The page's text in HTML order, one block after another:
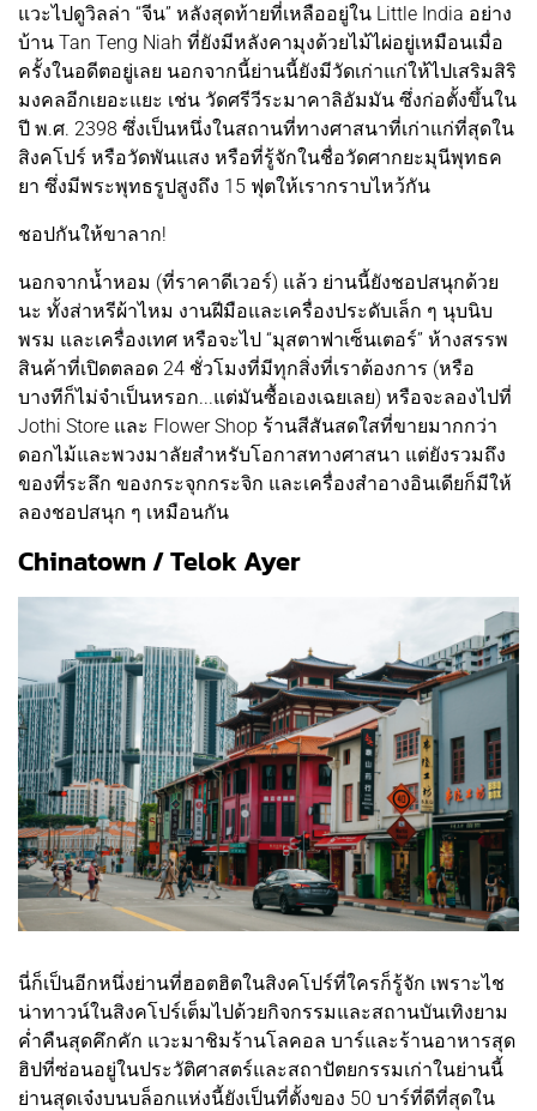
แวะไปดูวิลล่า “จีน” หลังสุดท้ายที่เหลืออยู่ใน Little India อย่าง
บ้าน Tan Teng Niah ที่ยังมีหลังคามุงด้วยไม้ไผ่อยู่เหมือนเมื่อ
ครั้งในอดีตอยู่เลย นอกจากนี้ย่านนี้ยังมีวัดเก่าแก่ให้ไปเสริมสิริ
มงคลอีกเยอะแยะ เช่น วัดศรีวีระมาคาลิอัมมัน ซึ่งก่อตั้งขึ้นใน
ปี พ.ศ. 2398 ซึ่งเป็นหนึ่งในสถานที่ทางศาสนาที่เก่าแก่ที่สุดใน
สิงคโปร์ หรือวัดพันแสง หรือที่รู้จักในชื่อวัดศากยะมุนีพุทธค
ยา ซึ่งมีพระพุทธรูปสูงถึง 15 ฟุตให้เรากราบไหว้กัน
ชอปกันให้ขาลาก!
นอกจากน้ำหอม (ที่ราคาดีเวอร์) แล้ว ย่านนี้ยังชอปสนุกด้วย
นะ ทั้งส่าหรีผ้าไหม งานฝีมือและเครื่องประดับเล็ก ๆ นุบนิบ
พรม และเครื่องเทศ หรือจะไป “มุสตาฟาเซ็นเตอร์” ห้างสรรพ
สินค้าที่เปิดตลอด 24 ชั่วโมงที่มีทุกสิ่งที่เราต้องการ (หรือ
บางทีก็ไม่จำเป็นหรอก...แต่มันซื้อเองเฉยเลย) หรือจะลองไปที่
Jothi Store และ Flower Shop ร้านสีสันสดใสที่ขายมากกว่า
ดอกไม้และพวงมาลัยสำหรับโอกาสทางศาสนา แต่ยังรวมถึง
ของที่ระลึก ของกระจุกกระจิก และเครื่องสำอางอินเดียก็มีให้
ลองชอปสนุก ๆ เหมือนกัน
Chinatown / Telok Ayer
นี่ก็เป็นอีกหนึ่งย่านที่ฮอตฮิตในสิงคโปร์ที่ใครก็รู้จัก เพราะไช
น่าทาวน์ในสิงคโปร์เต็มไปด้วยกิจกรรมและสถานบันเทิงยาม
ค่ำคืนสุดคึกคัก แวะมาชิมร้านโลคอล บาร์และร้านอาหารสุด
ฮิปที่ซ่อนอยู่ในประวัติศาสตร์และสถาปัตยกรรมเก่าในย่านนี้
ย่านสุดเจ๋งบนบล็อกแห่งนี้ยังเป็นที่ตั้งของ 50 บาร์ที่ดีที่สุดใน